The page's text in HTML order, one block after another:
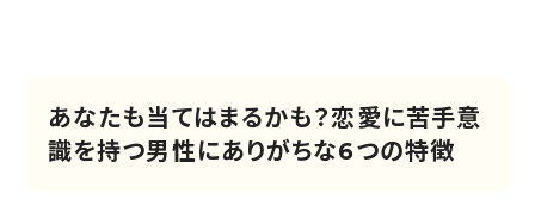
あなたも当てはまるかも？恋愛に苦手意
識を持つ男性にありがちな6つの特徴